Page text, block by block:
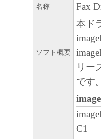
よび「本ソフ
正あるいは
負うもので
７．保証の否
(1) 「本ソフ
諾されます
ンの子会社
たは販売店
名称 Fax
ソフト概要
本ド
リー
です。
C1